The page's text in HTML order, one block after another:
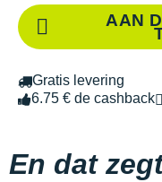
AAN
Gratis levering
6.75 € de cashback
En dat